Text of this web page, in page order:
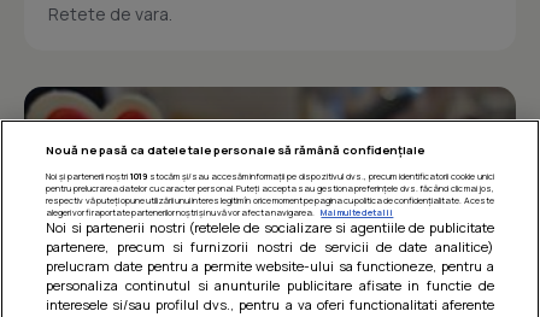
Retete de vara.
Nouă ne pasă ca datele tale personale să rămână confidențiale
Noi și partenerii noștri 1019stocăm și/sau accesăm informații pe dispozitivul dvs., precum identificatorii cookie unici
pentru prelucrarea datelor cu caracter personal. Puteți accepta sau gestiona preferințele dvs. făcând clic mai jos,
respectiv vă puteți opune utilizării unui interes legitim în orice moment pe pagina cu politica de confidențialitate. Aceste
alegeri vor fi raportate partenerilor noștri și nu vă vor afecta navigarea.
Mai multe detalii
Noi si partenerii nostri (retelele de socializare si agentiile de publicitate
partenere, precum si furnizorii nostri de servicii de date analitice)
prelucram date pentru a permite website-ului sa functioneze, pentru a
personaliza continutul si anunturile publicitare afisate in functie de
interesele si/sau profilul dvs., pentru a va oferi functionalitati aferente